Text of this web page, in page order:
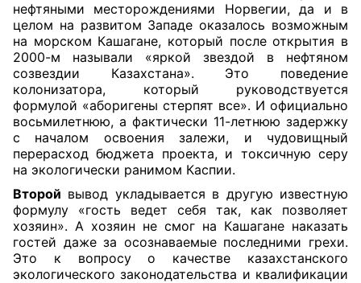
нефтяными месторождениями Норвегии, да и в
целом на развитом Западе оказалось возможным
на морском Кашагане, который после открытия в
2000-м называли «яркой звездой в нефтяном
созвездии Казахстана». Это поведение
колонизатора, который руководствуется
формулой «аборигены стерпят все». И официально
восьмилетнюю, а фактически 11-летнюю задержку
с началом освоения залежи, и чудовищный
перерасход бюджета проекта, и токсичную серу
на экологически ранимом Каспии.
Второй вывод укладывается в другую известную
формулу «гость ведет себя так, как позволяет
хозяин». А хозяин не смог на Кашагане наказать
гостей даже за осознаваемые последними грехи.
Это к вопросу о качестве казахстанского
экологического законодательства и квалификации